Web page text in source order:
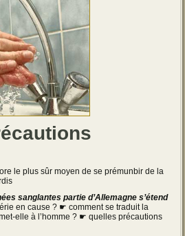
le plus sûr moyen de se prémunbir de la
sanglantes partie d’Allemagne s’étend
en cause ? ☛ comment se traduit la
elle à l’homme ? ☛ quelles précautions